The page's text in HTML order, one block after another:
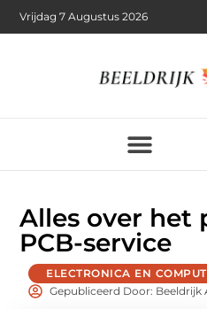
Vrijdag 7 Augustus 2026
Alles over het
PCB-service
ELECTRONICA EN
Gepubliceerd Door: Beeldrijk